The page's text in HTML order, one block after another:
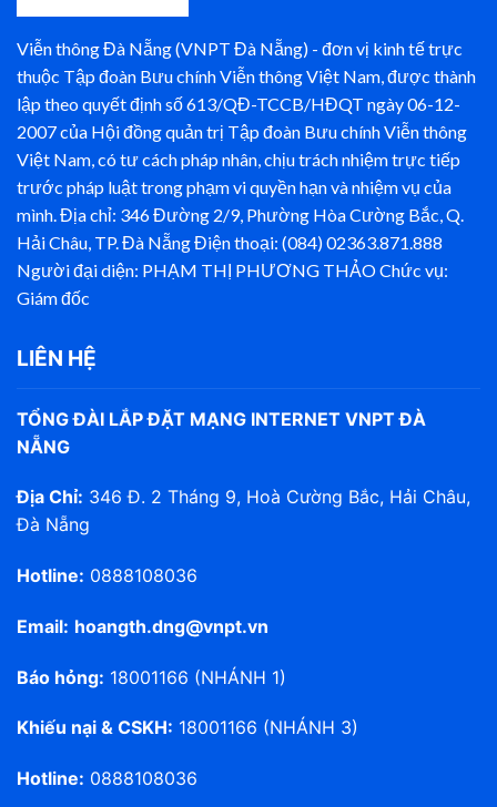
Viễn thông Đà Nẵng (VNPT Đà Nẵng) - đơn vị kinh tế trực
thuộc Tập đoàn Bưu chính Viễn thông Việt Nam, được thành
lập theo quyết định số 613/QĐ-TCCB/HĐQT ngày 06-12-
2007 của Hội đồng quản trị Tập đoàn Bưu chính Viễn thông
Việt Nam, có tư cách pháp nhân, chịu trách nhiệm trực tiếp
trước pháp luật trong phạm vi quyền hạn và nhiệm vụ của
mình. Địa chỉ: 346 Đường 2/9, Phường Hòa Cường Bắc, Q.
Hải Châu, TP. Đà Nẵng Điện thoại: (084) 02363.871.888
Người đại diện: PHẠM THỊ PHƯƠNG THẢO Chức vụ:
Giám đốc
LIÊN HỆ
TỔNG ĐÀI LẮP ĐẶT MẠNG INTERNET VNPT ĐÀ
NẴNG
Địa Chỉ: 346 Đ. 2 Tháng 9, Hoà Cường Bắc, Hải Châu,
Đà Nẵng
Hotline: 0888108036
Email: hoangth.dng@vnpt.vn
Báo hỏng: 18001166 (NHÁNH 1)
Khiếu nại & CSKH: 18001166 (NHÁNH 3)
Hotline: 0888108036